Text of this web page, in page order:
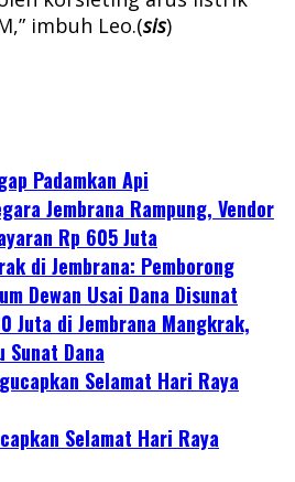
imbuh Leo.(sis)
Padamkan Api
Jembrana Rampung, Vendor
Rp 605 Juta
di Jembrana: Pemborong
Dewan Usai Dana Disunat
Juta di Jembrana Mangkrak,
Dana
Selamat Hari Raya
Selamat Hari Raya